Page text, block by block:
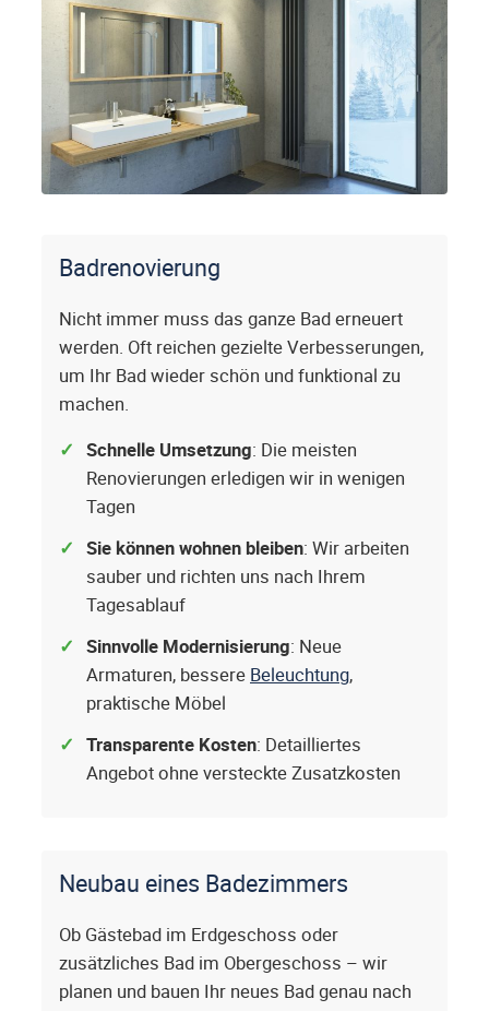
Badrenovierung
Nicht immer muss das ganze Bad erneuert
werden. Oft reichen gezielte Verbesserungen,
um Ihr Bad wieder schön und funktional zu
machen.
Schnelle Umsetzung: Die meisten
Renovierungen erledigen wir in wenigen
Tagen
Sie können wohnen bleiben: Wir arbeiten
sauber und richten uns nach Ihrem
Tagesablauf
Sinnvolle Modernisierung: Neue
Armaturen, bessere Beleuchtung,
praktische Möbel
Transparente Kosten: Detailliertes
Angebot ohne versteckte Zusatzkosten
Neubau eines Badezimmers
Ob Gästebad im Erdgeschoss oder
zusätzliches Bad im Obergeschoss – wir
planen und bauen Ihr neues Bad genau nach